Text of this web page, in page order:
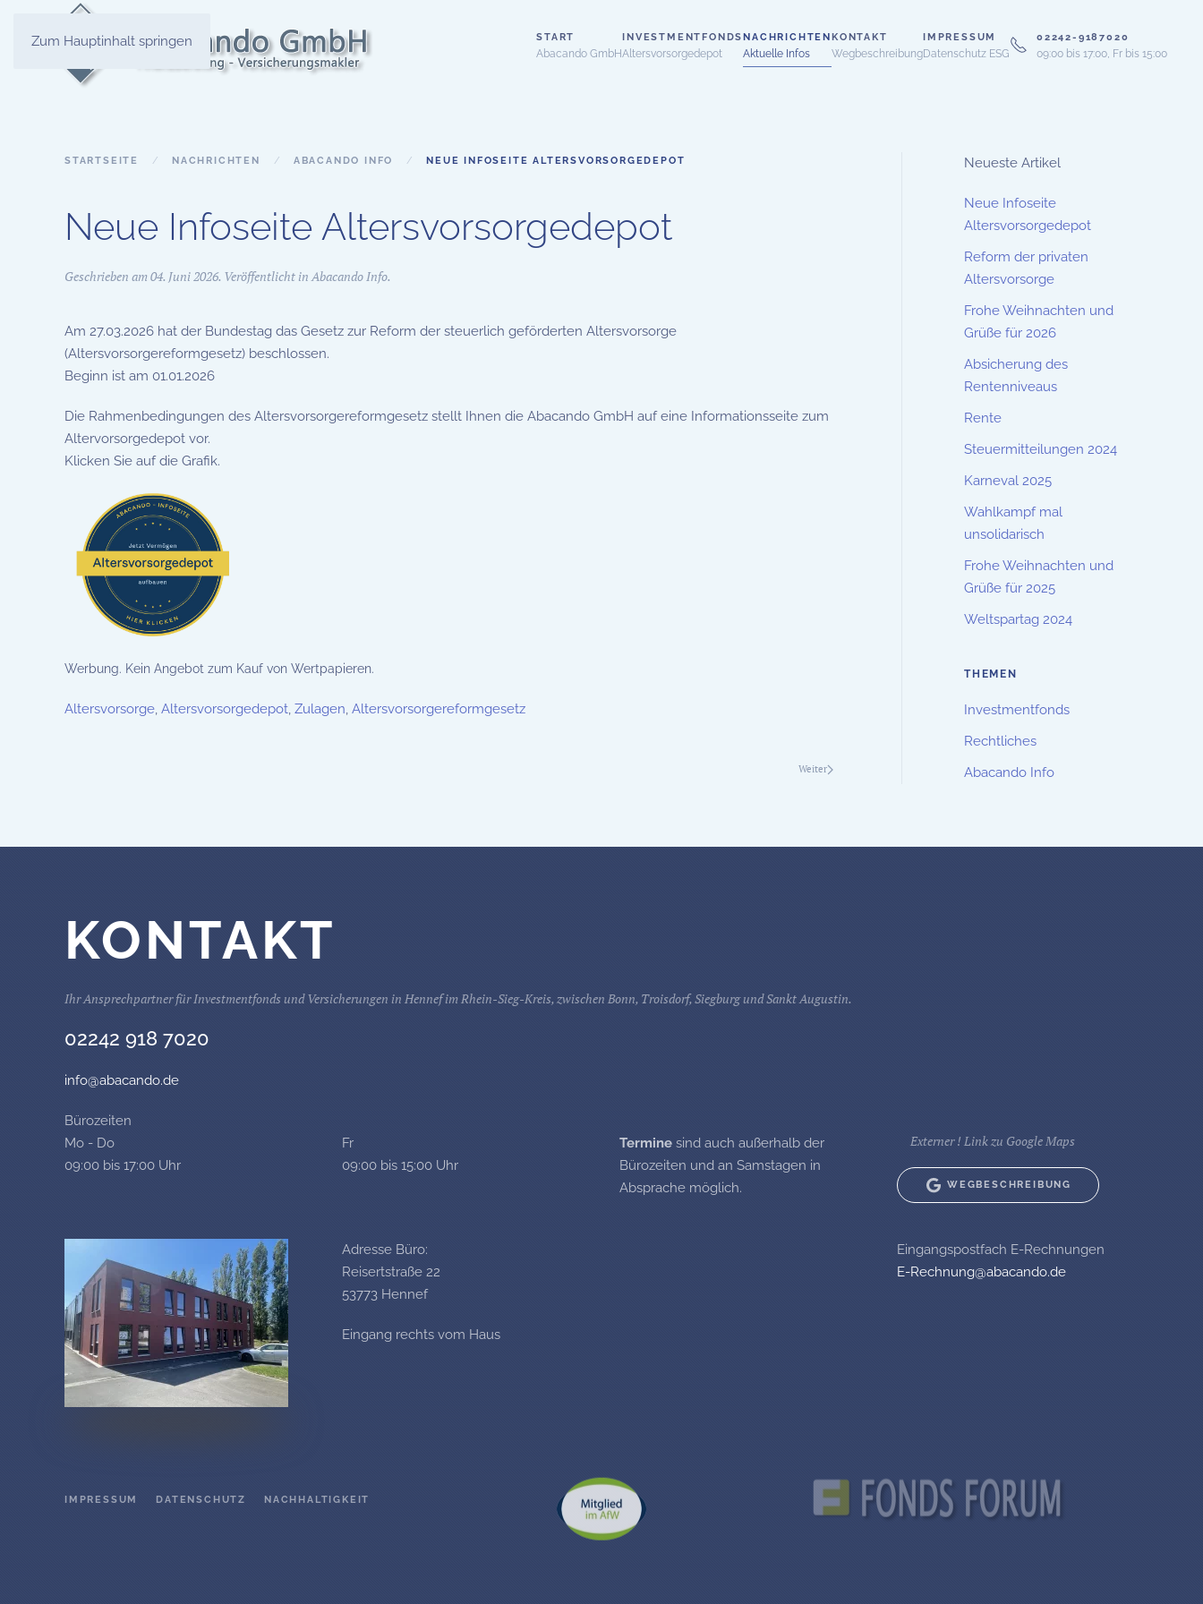
Zum Hauptinhalt springen START
Abacando GmbH
INVESTMENTFONDS
Altersvorsorgedepot
NACHRICHTEN
Aktuelle Infos
KONTAKT
Wegbeschreibung
IMPRESSUM
Datenschutz ESG
02242-9187020
09:00 bis 17:00, Fr bis 15:00
STARTSEITE NACHRICHTEN ABACANDO INFO NEUE INFOSEITE ALTERSVORSORGEDEPOT
Neue Infoseite Altersvorsorgedepot
Geschrieben am04. Juni 2026. Veröffentlicht inAbacando Info.
Am 27.03.2026 hat der Bundestag das Gesetz zur Reform der steuerlich geförderten Altersvorsorge
(Altersvorsorgereformgesetz) beschlossen.
Beginn ist am 01.01.2026
Die Rahmenbedingungen des Altersvorsorgereformgesetz stellt Ihnen die Abacando GmbH auf eine Informationsseite zum
Altervorsorgedepot vor.
Klicken Sie auf die Grafik.
Werbung. Kein Angebot zum Kauf von Wertpapieren.
Altersvorsorge, Altersvorsorgedepot, Zulagen, Altersvorsorgereformgesetz
Weiter
Neueste Artikel
Neue Infoseite
Altersvorsorgedepot
Reform der privaten
Altersvorsorge
Frohe Weihnachten und
Grüße für 2026
Absicherung des
Rentenniveaus
Rente
Steuermitteilungen 2024
Karneval 2025
Wahlkampf mal
unsolidarisch
Frohe Weihnachten und
Grüße für 2025
Weltspartag 2024
THEMEN
Investmentfonds
Rechtliches
Abacando Info
KONTAKT
Ihr Ansprechpartner für Investmentfonds und Versicherungen in Hennef im Rhein-Sieg-Kreis, zwischen Bonn, Troisdorf, Siegburg und Sankt Augustin.
02242 918 7020
info@abacando.de
Bürozeiten
Mo - Do
09:00 bis 17:00 Uhr
Fr
09:00 bis 15:00 Uhr
Termine sind auch außerhalb der
Bürozeiten und an Samstagen in
Absprache möglich.
Externer ! Link zu Google Maps
WEGBESCHREIBUNG
Adresse Büro:
Reisertstraße 22
53773 Hennef
Eingang rechts vom Haus
Eingangspostfach E-Rechnungen
E-Rechnung@abacando.de
IMPRESSUM DATENSCHUTZ NACHHALTIGKEIT